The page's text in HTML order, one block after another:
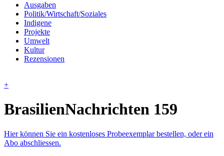
Ausgaben
Politik/Wirtschaft/Soziales
Indigene
Projekte
Umwelt
Kultur
Rezensionen
+
BrasilienNachrichten 159
Hier können Sie ein kostenloses Probeexemplar bestellen, oder ein
Abo abschliessen.